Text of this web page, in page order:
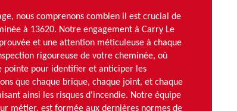
nous comprenons combien il est crucial de
à 13620. Notre engagement à Carry Le
et une attention méticuleuse à chaque
rigoureuse de votre cheminée, où
pointe pour identifier et anticiper les
que chaque brique, chaque joint, et chaque
ainsi les risques d'incendie. Notre équipe
métier, est formée aux dernières normes de